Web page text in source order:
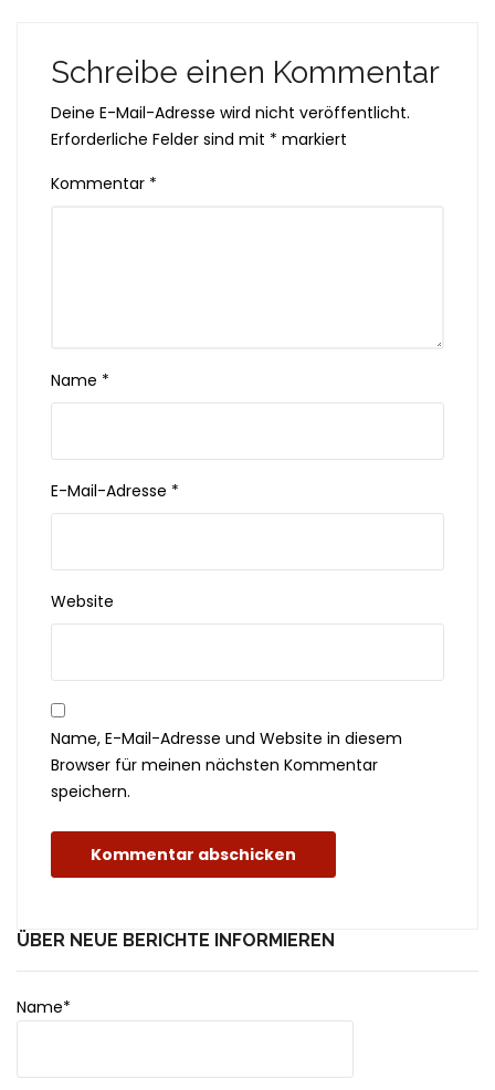
Schreibe einen Kommentar
Deine E-Mail-Adresse wird nicht veröffentlicht.
Erforderliche Felder sind mit * markiert
Kommentar *
Name *
E-Mail-Adresse *
Website
Name, E-Mail-Adresse und Website in diesem
Browser für meinen nächsten Kommentar
speichern.
ÜBER NEUE BERICHTE INFORMIEREN
Name*